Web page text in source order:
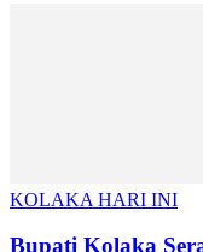
KOLAKA HARI INI
Bupati Kolaka